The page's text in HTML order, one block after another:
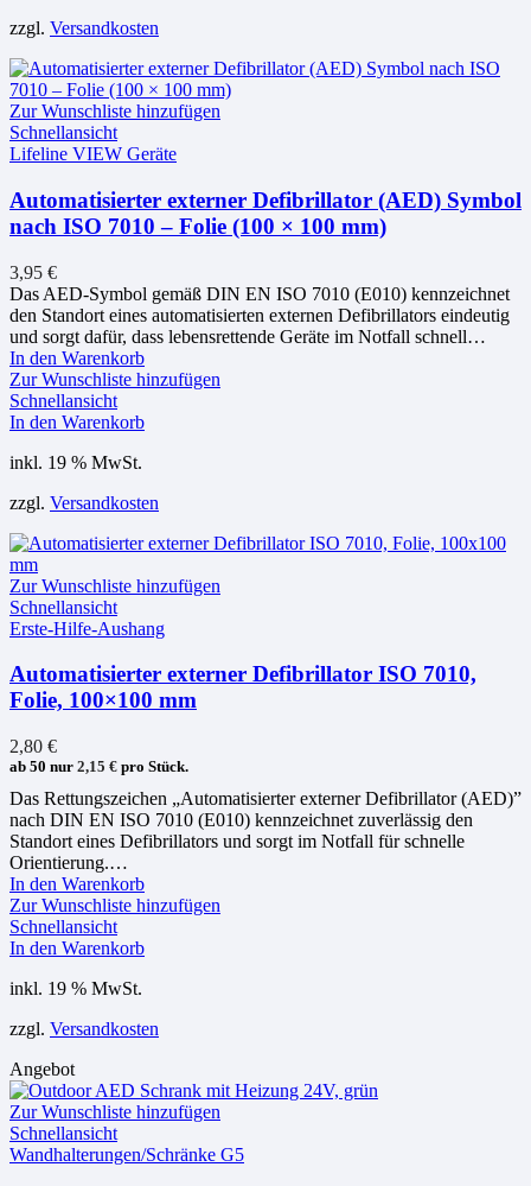
zzgl. Versandkosten
Zur Wunschliste hinzufügen
Schnellansicht
Lifeline VIEW Geräte
Automatisierter externer Defibrillator (AED) Symbol
nach ISO 7010 – Folie (100 × 100 mm)
3,95 €
Das AED-Symbol gemäß DIN EN ISO 7010 (E010) kennzeichnet
den Standort eines automatisierten externen Defibrillators eindeutig
und sorgt dafür, dass lebensrettende Geräte im Notfall schnell…
In den Warenkorb
Zur Wunschliste hinzufügen
Schnellansicht
In den Warenkorb
inkl. 19 % MwSt.
zzgl. Versandkosten
Zur Wunschliste hinzufügen
Schnellansicht
Erste-Hilfe-Aushang
Automatisierter externer Defibrillator ISO 7010,
Folie, 100×100 mm
2,80 €
ab 50 nur 2,15 € pro Stück.
Das Rettungszeichen „Automatisierter externer Defibrillator (AED)”
nach DIN EN ISO 7010 (E010) kennzeichnet zuverlässig den
Standort eines Defibrillators und sorgt im Notfall für schnelle
Orientierung.…
In den Warenkorb
Zur Wunschliste hinzufügen
Schnellansicht
In den Warenkorb
inkl. 19 % MwSt.
zzgl. Versandkosten
Angebot
Zur Wunschliste hinzufügen
Schnellansicht
Wandhalterungen/Schränke G5